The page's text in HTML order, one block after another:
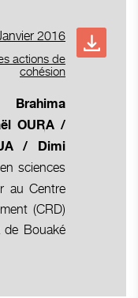
2016
actions de
cohésion
OURA /
/ Dimi
sciences
au Centre
(CRD)
de Bouaké